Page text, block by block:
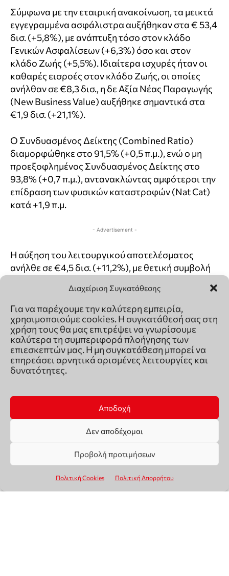
Διαχείριση Συγκατάθεσης
Για να παρέχουμε την καλύτερη εμπειρία,
χρησιμοποιούμε cookies. Η συγκατάθεσή σας στη
χρήση τους θα μας επιτρέψει να γνωρίσουμε
καλύτερα τη συμπεριφορά πλοήγησης των
επιεσκεπτών μας. Η μη συγκατάθεση μπορεί να
επηρεάσει αρνητικά ορισμένες λειτουργίες και
δυνατότητες.
Αποδοχή
Δεν αποδέχομαι
Προβολή προτιμήσεων
Πολιτική Cookies Πολιτική Απορρήτου